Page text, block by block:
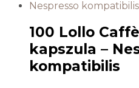
100 Lollo
kapszula –
kompatibilis